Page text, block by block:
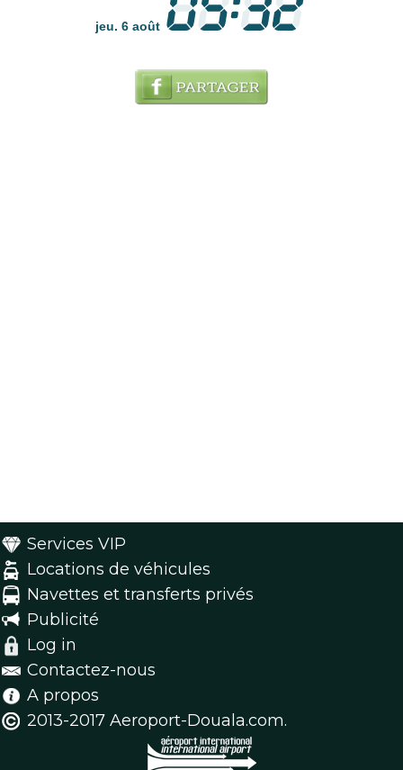
jeu. 6 août
Services VIP
Locations de véhicules
Navettes et transferts privés
Publicité
Log in
Contactez-nous
A propos
2013-2017 Aeroport-Douala.com.